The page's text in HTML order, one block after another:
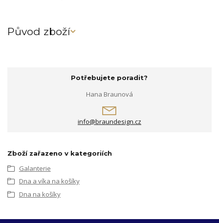
Původ zboží
Potřebujete poradit?
Hana Braunová
info@braundesign.cz
Zboží zařazeno v kategoriích
Galanterie
Dna a víka na košíky
Dna na košíky